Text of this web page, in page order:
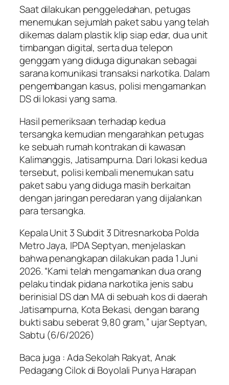
Saat dilakukan penggeledahan, petugas
menemukan sejumlah paket sabu yang telah
dikemas dalam plastik klip siap edar, dua unit
timbangan digital, serta dua telepon
genggam yang diduga digunakan sebagai
sarana komunikasi transaksi narkotika. Dalam
pengembangan kasus, polisi mengamankan
DS di lokasi yang sama.
Hasil pemeriksaan terhadap kedua
tersangka kemudian mengarahkan petugas
ke sebuah rumah kontrakan di kawasan
Kalimanggis, Jatisampurna. Dari lokasi kedua
tersebut, polisi kembali menemukan satu
paket sabu yang diduga masih berkaitan
dengan jaringan peredaran yang dijalankan
para tersangka.
Kepala Unit 3 Subdit 3 Ditresnarkoba Polda
Metro Jaya, IPDA Septyan, menjelaskan
bahwa penangkapan dilakukan pada 1 Juni
2026. “Kami telah mengamankan dua orang
pelaku tindak pidana narkotika jenis sabu
berinisial DS dan MA di sebuah kos di daerah
Jatisampurna, Kota Bekasi, dengan barang
bukti sabu seberat 9,80 gram,” ujar Septyan,
Sabtu (6/6/2026)
Baca juga : Ada Sekolah Rakyat, Anak
Pedagang Cilok di Boyolali Punya Harapan